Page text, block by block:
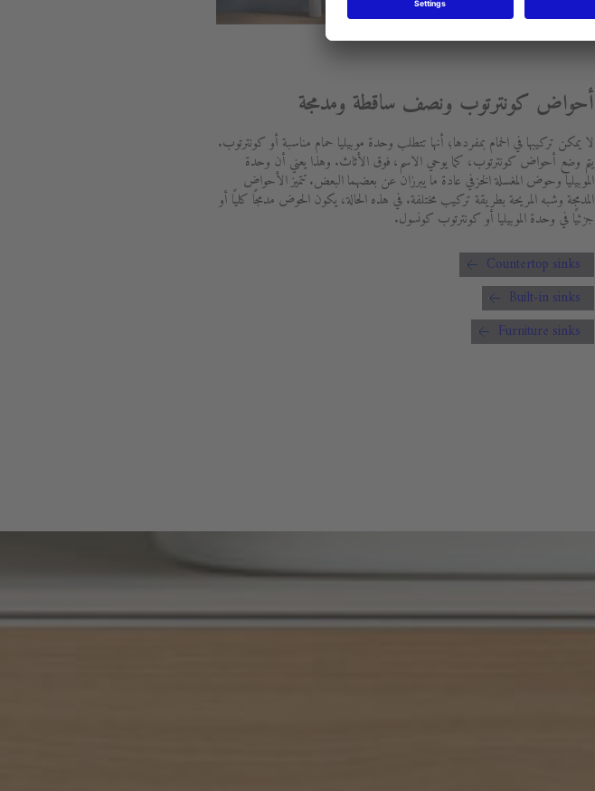
أحواض كونترتوب ونصف ساقطة ومدمجة
لا يمكن تركيبها في الحمام بمفردها؛ أنها تتطلب وحدة موبيليا حمام مناسبة أو كونترتوب.
يتم وضع أحواض كونترتوب، كما يوحي الاسم، فوق الأثاث. وهذا يعني أن وحدة
الموبيليا وحوض المغسلة الخزفي عادة ما يبرزان عن بعضهما البعض. تتميز الأحواض
المدمجة وشبه المريحة بطريقة تركيب مختلفة. في هذه الحالة، يكون الحوض مدمجًا كليًا أو
جزئيًا في وحدة الموبيليا أو كونترتوب كونسول.
Countertop sinks
Built-in sinks
Furniture sinks